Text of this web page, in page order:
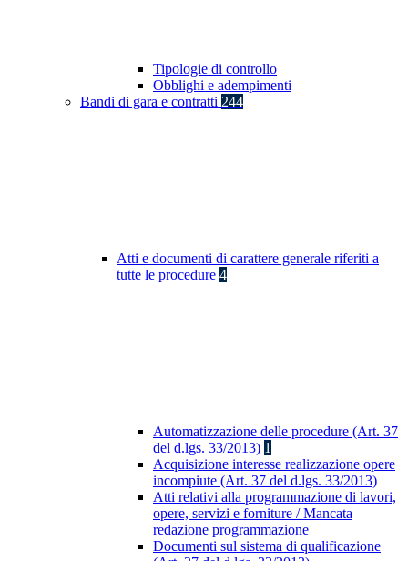
Tipologie di controllo
Obblighi e adempimenti
Bandi di gara e contratti 244
Atti e documenti di carattere generale riferiti a
tutte le procedure 4
Automatizzazione delle procedure (Art. 37
del d.lgs. 33/2013) 1
Acquisizione interesse realizzazione opere
incompiute (Art. 37 del d.lgs. 33/2013)
Atti relativi alla programmazione di lavori,
opere, servizi e forniture / Mancata
redazione programmazione
Documenti sul sistema di qualificazione